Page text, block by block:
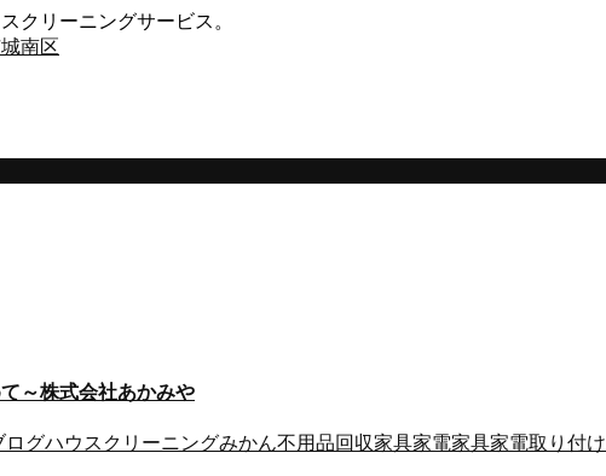
クリーニングサービス。
～株式会社あかみや
ログハウスクリーニングみかん不用品回収家具家電家具家電取り付け